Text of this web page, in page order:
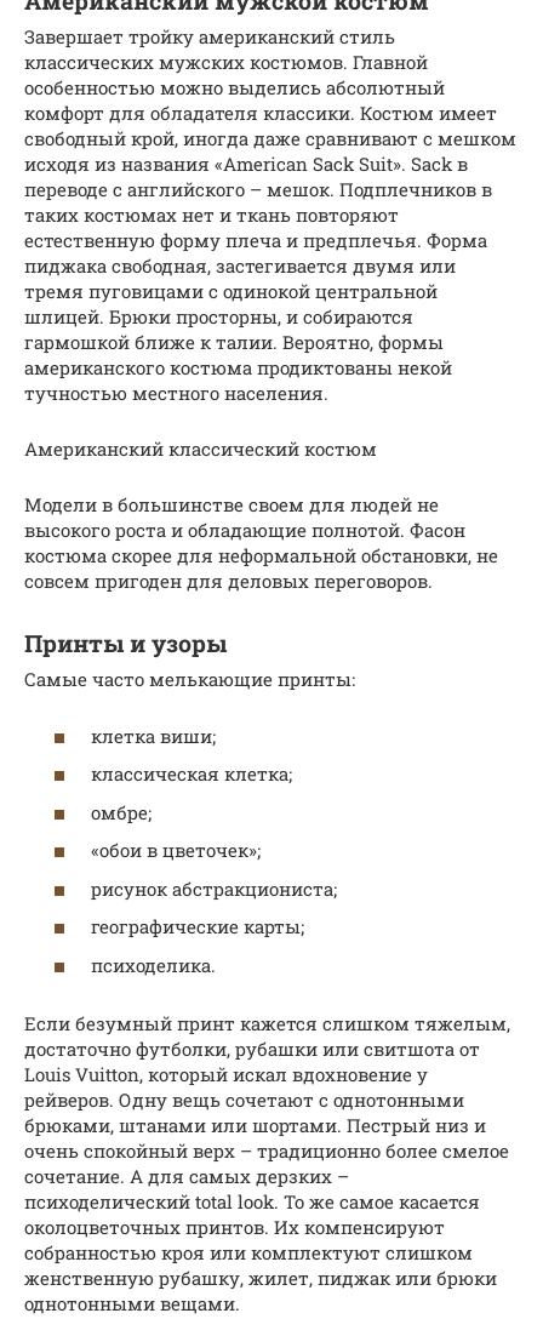
Завершает тройку американский стиль
классических мужских костюмов. Главной
особенностью можно выделись абсолютный
комфорт для обладателя классики. Костюм имеет
свободный крой, иногда даже сравнивают с мешком
исходя из названия «American Sack Suit». Sack в
переводе с английского – мешок. Подплечников в
таких костюмах нет и ткань повторяют
естественную форму плеча и предплечья. Форма
пиджака свободная, застегивается двумя или
тремя пуговицами с одинокой центральной
шлицей. Брюки просторны, и собираются
гармошкой ближе к талии. Вероятно, формы
американского костюма продиктованы некой
тучностью местного населения.
Американский классический костюм
Модели в большинстве своем для людей не
высокого роста и обладающие полнотой. Фасон
костюма скорее для неформальной обстановки, не
совсем пригоден для деловых переговоров.
Принты и узоры
Самые часто мелькающие принты:
клетка виши;
классическая клетка;
омбре;
«обои в цветочек»;
рисунок абстракциониста;
географические карты;
психоделика.
Если безумный принт кажется слишком тяжелым,
достаточно футболки, рубашки или свитшота от
Louis Vuitton, который искал вдохновение у
рейверов. Одну вещь сочетают с однотонными
брюками, штанами или шортами. Пестрый низ и
очень спокойный верх – традиционно более смелое
сочетание. А для самых дерзких –
психоделический total look. То же самое касается
околоцветочных принтов. Их компенсируют
собранностью кроя или комплектуют слишком
женственную рубашку, жилет, пиджак или брюки
однотонными вещами.